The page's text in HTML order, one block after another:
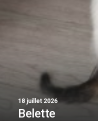
18 juillet 2026
Belette